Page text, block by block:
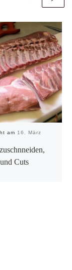
am 16. März
Cuts